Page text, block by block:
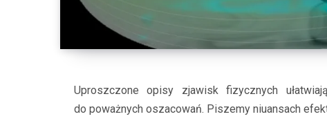
Uproszczone opisy zjawisk fizycznych
do poważnych oszacowań. Piszemy niuansach